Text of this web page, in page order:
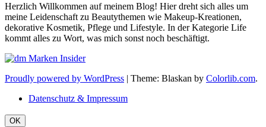
Herzlich Willkommen auf meinem Blog! Hier dreht sich alles um
meine Leidenschaft zu Beautythemen wie Makeup-Kreationen,
dekorative Kosmetik, Pflege und Lifestyle. In der Kategorie Life
kommt alles zu Wort, was mich sonst noch beschäftigt.
Proudly powered by WordPress | Theme: Blaskan by Colorlib.com.
Datenschutz & Impressum
OK